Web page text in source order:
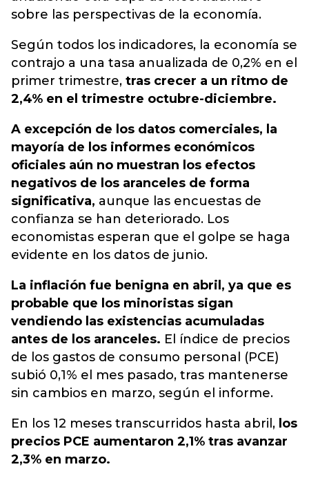
sobre las perspectivas de la economía.
Según todos los indicadores, la economía se
contrajo a una tasa anualizada de 0,2% en el
primer trimestre, tras crecer a un ritmo de
2,4% en el trimestre octubre-diciembre.
A excepción de los datos comerciales, la
mayoría de los informes económicos
oficiales aún no muestran los efectos
negativos de los aranceles de forma
significativa, aunque las encuestas de
confianza se han deteriorado. Los
economistas esperan que el golpe se haga
evidente en los datos de junio.
La inflación fue benigna en abril, ya que es
probable que los minoristas sigan
vendiendo las existencias acumuladas
antes de los aranceles. El índice de precios
de los gastos de consumo personal (PCE)
subió 0,1% el mes pasado, tras mantenerse
sin cambios en marzo, según el informe.
En los 12 meses transcurridos hasta abril, los
precios PCE aumentaron 2,1% tras avanzar
2,3% en marzo.